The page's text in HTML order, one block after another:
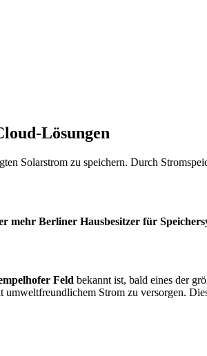
Lösungen
Solarstrom zu speichern. Durch
mehr Berliner Hausbesitzer für
Feld bekannt ist, bald eines der
Strom zu versorgen.